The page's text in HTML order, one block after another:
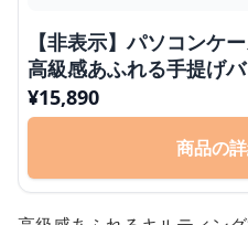
【非表示】パソコンケース キルティング
高級感あふれる手提げ
¥15,890
商品の